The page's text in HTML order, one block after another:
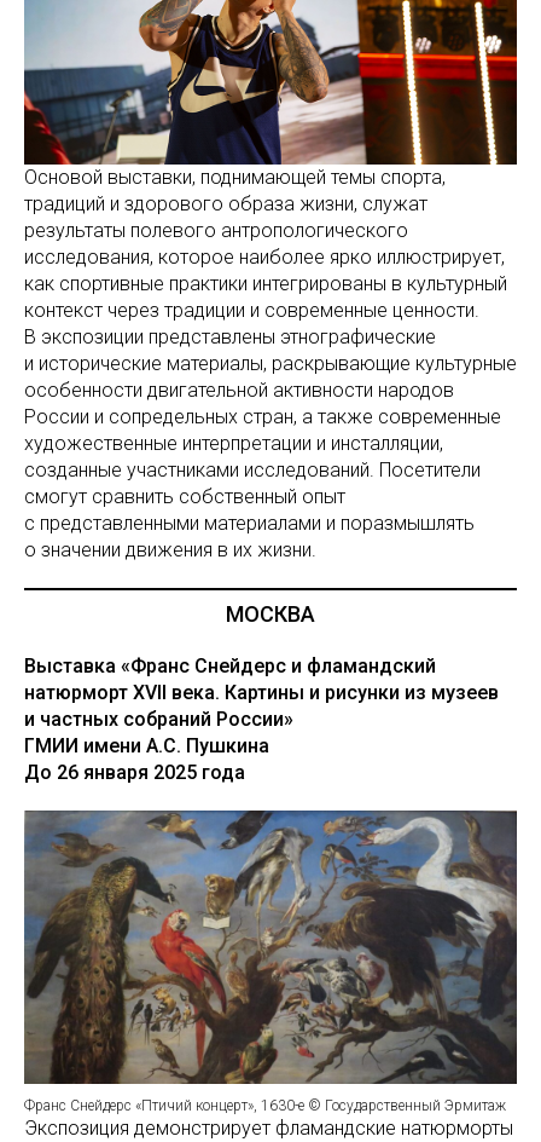
Основой выставки, поднимающей темы спорта,
традиций и здорового образа жизни, служат
результаты полевого антропологического
исследования, которое наиболее ярко иллюстрирует,
как спортивные практики интегрированы в культурный
контекст через традиции и современные ценности.
В экспозиции представлены этнографические
и исторические материалы, раскрывающие культурные
особенности двигательной активности народов
России и сопредельных стран, а также современные
художественные интерпретации и инсталляции,
созданные участниками исследований. Посетители
смогут сравнить собственный опыт
с представленными материалами и поразмышлять
о значении движения в их жизни.
МОСКВА
Выставка «Франс Снейдерс и фламандский
натюрморт XVII века. Картины и рисунки из музеев
и частных собраний России»
ГМИИ имени А.С. Пушкина
До 26 января 2025 года
Франс Снейдерс «Птичий концерт», 1630-е © Государственный Эрмитаж
Экспозиция демонстрирует фламандские натюрморты